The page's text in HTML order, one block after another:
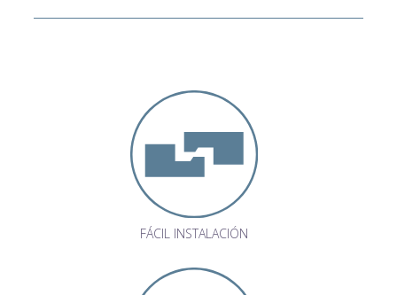
FÁCIL INSTALACIÓN